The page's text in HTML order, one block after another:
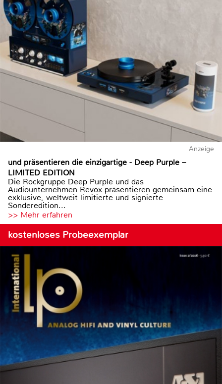
Anzeige
und präsentieren die einzigartige - Deep Purple –
LIMITED EDITION
Die Rockgruppe Deep Purple und das
Audiounternehmen Revox präsentieren gemeinsam eine
exklusive, weltweit limitierte und signierte
Sonderedition...
>> Mehr erfahren
kostenloses Probeexemplar